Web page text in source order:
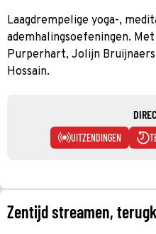
Laagdrempelige yoga-,
ademhalingsoefeningen.
Purperhart, Jolijn
Hossain.
UITZENDINGEN
Zentijd streamen,